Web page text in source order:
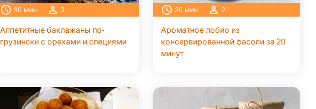
30 мин 3
Аппетитные баклажаны по-
грузински с орехами и специями
20 мин 2
Ароматное лобио из
консервированной фасоли за 20
минут